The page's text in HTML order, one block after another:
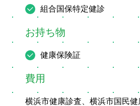
組合国保特定健診
お持ち物
健康保険証
費用
横浜市健康診査、横浜市国民